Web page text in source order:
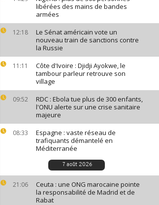
libérées des mains de bandes
armées
12:18
Le Sénat américain vote un
nouveau train de sanctions contre
la Russie
11:11
Côte d'Ivoire : Djidji Ayokwe, le
tambour parleur retrouve son
village
09:52
RDC : Ebola tue plus de 300 enfants,
l'ONU alerte sur une crise sanitaire
majeure
08:33
Espagne : vaste réseau de
trafiquants démantelé en
Méditerranée
7 août 2026
21:06
Ceuta : une ONG marocaine pointe
la responsabilité de Madrid et de
Rabat